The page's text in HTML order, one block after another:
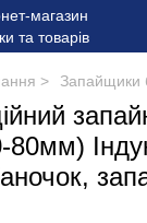
> Запайщики